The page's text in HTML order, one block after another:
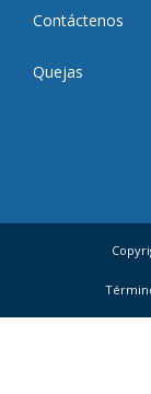
Contáctenos
Quejas